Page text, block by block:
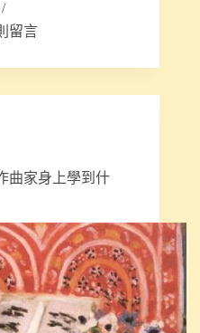
留言
曲家身上學到什